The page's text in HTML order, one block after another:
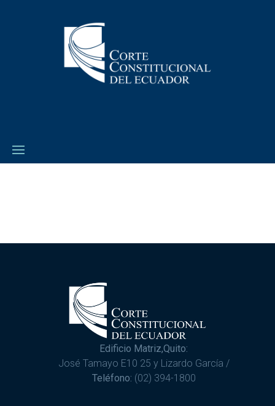
Edificio Matriz,Quito:
José Tamayo E10 25 y Lizardo García /
Teléfono: (02) 394-1800